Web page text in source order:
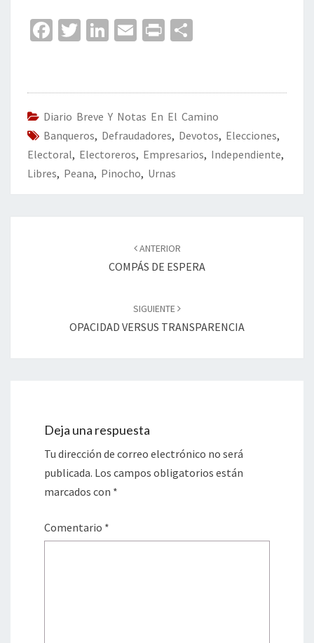
Fa
o
o
k
T
er
Li
dI
n
E
l
Pr
p
ar
tir
Diario Breve Y Notas En El Camino
Banqueros, Defraudadores, Devotos, Elecciones,
Electoral, Electoreros, Empresarios, Independiente,
Libres, Peana, Pinocho, Urnas
ANTERIOR
COMPÁS DE ESPERA
SIGUIENTE
OPACIDAD VERSUS TRANSPARENCIA
Deja una respuesta
Tu dirección de correo electrónico no será
publicada. Los campos obligatorios están
marcados con *
Comentario *